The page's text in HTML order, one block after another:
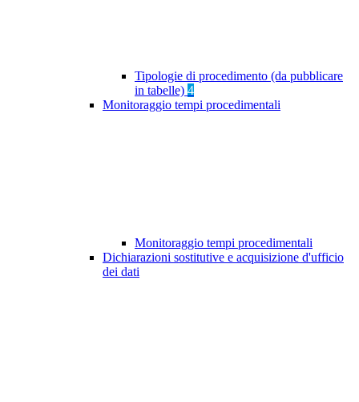
Tipologie di procedimento (da pubblicare
in tabelle) 4
Monitoraggio tempi procedimentali
Monitoraggio tempi procedimentali
Dichiarazioni sostitutive e acquisizione d'ufficio
dei dati